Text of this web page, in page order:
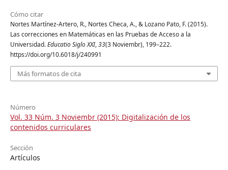
Cómo citar
Nortes Martínez-Artero, R., Nortes Checa, A., & Lozano Pato, F. (2015).
Las correcciones en Matemáticas en las Pruebas de Acceso a la
Universidad.Educatio Siglo XXI,33(3 Noviembr), 199–222.
https://doi.org/10.6018/j/240991
Más formatos de cita
Número
Vol. 33 Núm. 3 Noviembr (2015): Digitalización de los
contenidos curriculares
Sección
Artículos